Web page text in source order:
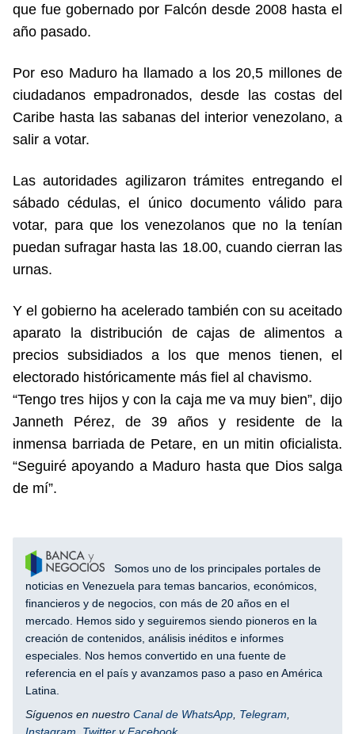
que fue gobernado por Falcón desde 2008 hasta el
año pasado.
Por eso Maduro ha llamado a los 20,5 millones de
ciudadanos empadronados, desde las costas del
Caribe hasta las sabanas del interior venezolano, a
salir a votar.
Las autoridades agilizaron trámites entregando el
sábado cédulas, el único documento válido para
votar, para que los venezolanos que no la tenían
puedan sufragar hasta las 18.00, cuando cierran las
urnas.
Y el gobierno ha acelerado también con su aceitado
aparato la distribución de cajas de alimentos a
precios subsidiados a los que menos tienen, el
electorado históricamente más fiel al chavismo.
“Tengo tres hijos y con la caja me va muy bien”, dijo
Janneth Pérez, de 39 años y residente de la
inmensa barriada de Petare, en un mitin oficialista.
“Seguiré apoyando a Maduro hasta que Dios salga
de mí”.
Somos uno de los principales portales de
noticias en Venezuela para temas bancarios, económicos,
financieros y de negocios, con más de 20 años en el
mercado. Hemos sido y seguiremos siendo pioneros en la
creación de contenidos, análisis inéditos e informes
especiales. Nos hemos convertido en una fuente de
referencia en el país y avanzamos paso a paso en América
Latina.
Síguenos en nuestro Canal de WhatsApp Telegram